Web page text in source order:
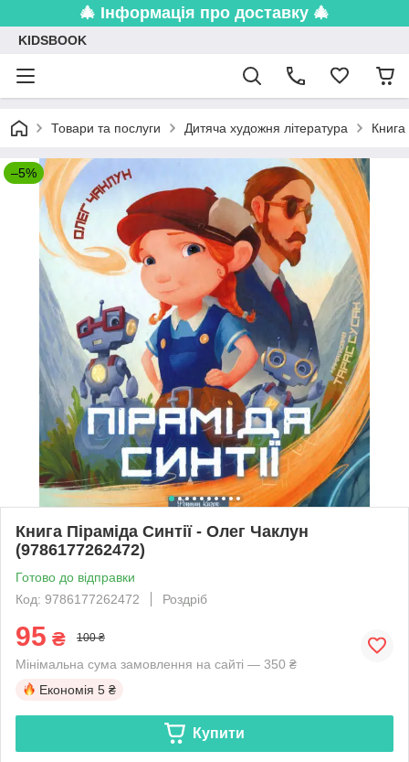
🎄 Інформація про доставку 🎄
KIDSBOOK
Товари та послуги Дитяча художня література
–5%
Книга Піраміда Синтії - Олег Чаклун
(9786177262472)
Готово до відправки
Код: 9786177262472
Роздріб
95 ₴ 100 ₴
Мінімальна сума замовлення на сайті — 350 ₴
Економія 5 ₴
Купити